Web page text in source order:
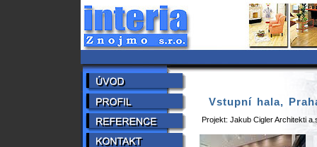
Vstupní hala,
Projekt: Jakub Cigler Architekti